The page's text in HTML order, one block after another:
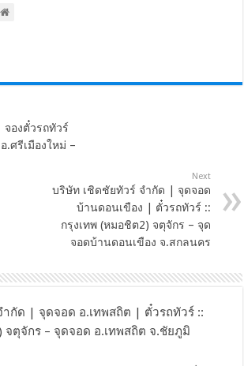
จองตั๋วรถทัวร์
.ศรีเมืองใหม่ –
Next
บริษัท เชิดชัยทัวร์ จำกัด | จุดจอด
บ้านดอนเขือง | ตั๋วรถทัวร์ ::
กรุงเทพ (หมอชิต2) จตุจักร – จุด
จอดบ้านดอนเขือง จ.สกลนคร
กัด | จุดจอด อ.เทพสถิต | ตั๋วรถทัวร์ ::
จตุจักร – จุดจอด อ.เทพสถิต จ.ชัยภูมิ